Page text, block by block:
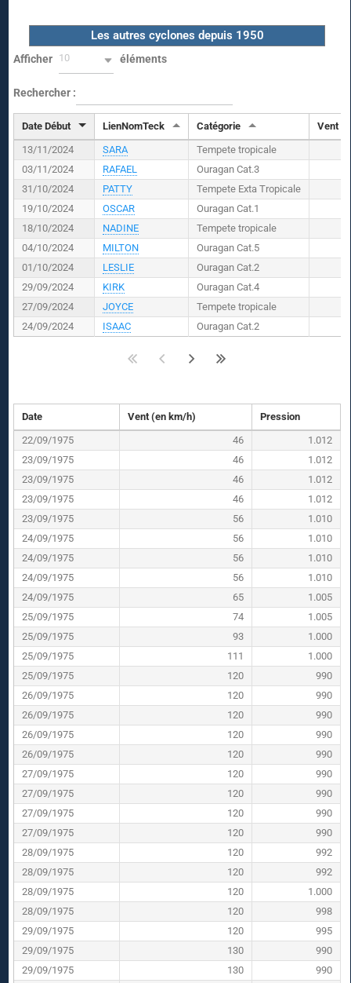
Les autres cyclones depuis 1950
Afficher 10 éléments
Rechercher :
Date Début LienNomTeck Catégorie Vent (
13/11/2024
SARA
Tempete tropicale
03/11/2024
RAFAEL
Ouragan Cat.3
31/10/2024
PATTY
Tempete Exta Tropicale
19/10/2024
OSCAR
Ouragan Cat.1
18/10/2024
NADINE
Tempete tropicale
04/10/2024
MILTON
Ouragan Cat.5
01/10/2024
LESLIE
Ouragan Cat.2
29/09/2024
KIRK
Ouragan Cat.4
27/09/2024
JOYCE
Tempete tropicale
24/09/2024
ISAAC Ouragan Cat.2
Date Vent (en km/h)
Pression
22/09/1975
46
1.012
23/09/1975
46
1.012
23/09/1975
46
1.012
23/09/1975
46
1.012
23/09/1975
56
1.010
24/09/1975
56
1.010
24/09/1975
56
1.010
24/09/1975
56
1.010
24/09/1975
65
1.005
25/09/1975
74
1.005
25/09/1975
93
1.000
25/09/1975
111
1.000
25/09/1975
120
990
26/09/1975
120
990
26/09/1975
120
990
26/09/1975
120
990
26/09/1975
120
990
27/09/1975
120
990
27/09/1975
120
990
27/09/1975
120
990
27/09/1975
120
990
28/09/1975
120
992
28/09/1975
120
992
28/09/1975
120
1.000
28/09/1975
120
998
29/09/1975
120
995
29/09/1975
130
990
29/09/1975
130
990